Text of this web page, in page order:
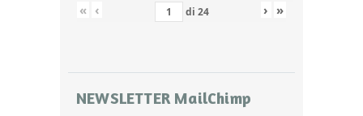
« ‹ di 24 › »
NEWSLETTER MailChimp